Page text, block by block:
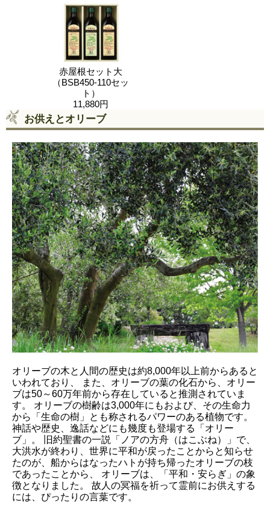
赤屋根セット大
（BSB450-110セッ
ト）
11,880円
お供えとオリーブ
オリーブの木と人間の歴史は約8,000年以上前からあると
いわれており、 また、オリーブの葉の化石から、オリー
ブは50～60万年前から存在していると推測されていま
す。 オリーブの樹齢は3,000年にもおよび、その生命力
から「生命の樹」とも称されるパワーのある植物です。
神話や歴史、逸話などにも幾度も登場する「オリー
ブ」。 旧約聖書の一説「ノアの方舟（はこぶね）」で、
大洪水が終わり、世界に平和が戻ったことからと知らせ
たのが、船からはなったハトが持ち帰ったオリーブの枝
であったことから、 オリーブは、「平和・安らぎ」の象
徴となりました。 故人の冥福を祈って霊前にお供えする
には、ぴったりの言葉です。